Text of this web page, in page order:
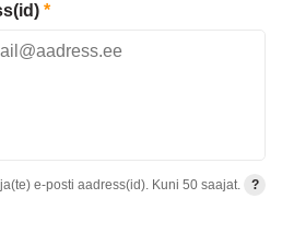
*
e-posti aadress(id). Kuni 50 saajat. ?